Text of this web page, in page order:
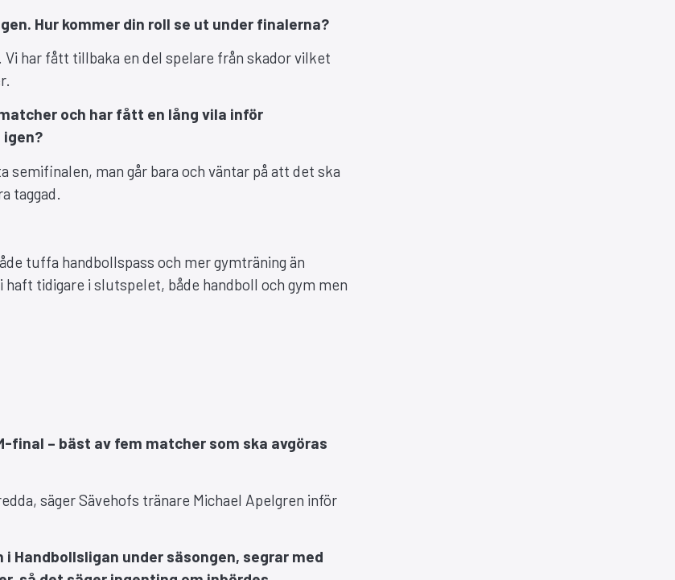
Hur kommer din roll se ut under finalerna?
har fått tillbaka en del spelare från skador vilket
och har fått en lång vila inför
igen?
semifinalen, man går bara och väntar på att det ska
taggad.
tuffa handbollspass och mer gymträning än
tidigare i slutspelet, både handboll och gym men
final – bäst av fem matcher som ska avgöras
säger Sävehofs tränare Michael Apelgren inför
Handbollsligan under säsongen, segrar med